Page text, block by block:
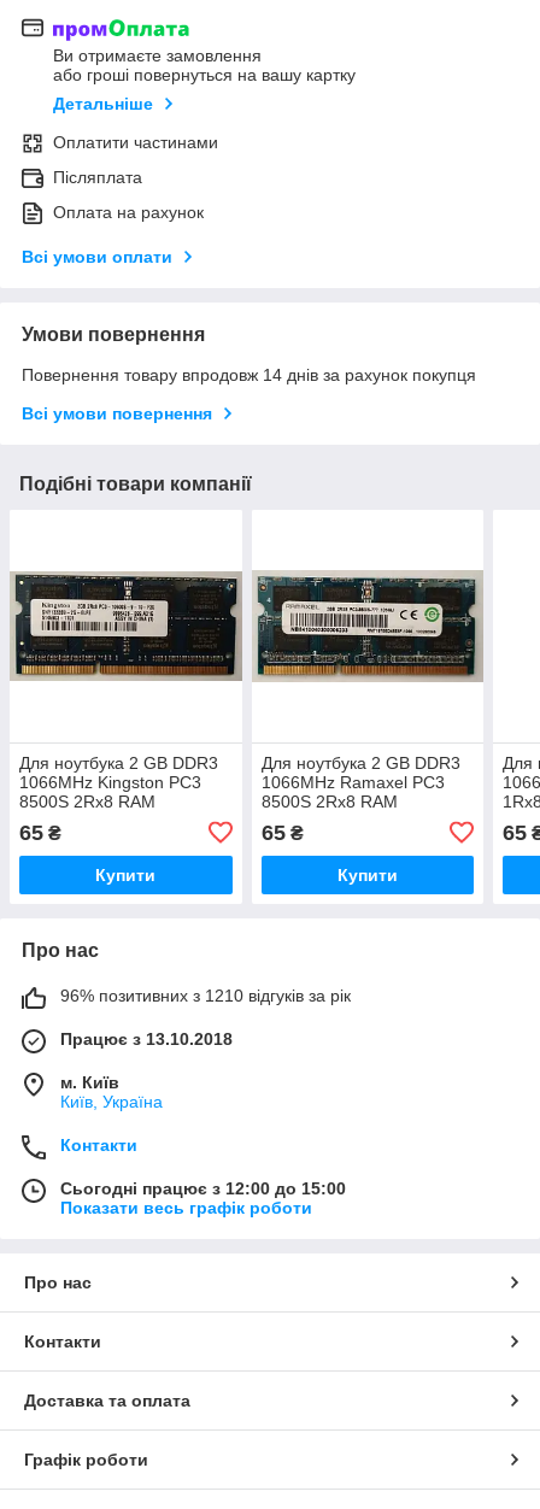
Ви отримаєте замовлення
або гроші повернуться на вашу картку
Детальніше
Оплатити частинами
Післяплата
Оплата на рахунок
Всі умови оплати
Умови повернення
Повернення товару впродовж 14 днів за рахунок покупця
Всі умови повернення
Подібні товари компанії
Для ноутбука 2 GB DDR3
1066MHz Kingston PC3
8500S 2Rx8 RAM
65 ₴
Купити
Для ноутбука 2 GB DDR3
1066MHz Ramaxel PC3
8500S 2Rx8 RAM
65₴
Купити
Для
65
Про нас
96% позитивних з 1210 відгуків за рік
Працює з 13.10.2018
м. Київ
Київ, Україна
Контакти
Сьогодні працює з 12:00 до 15:00
Показати весь графік роботи
Про нас
Контакти
Доставка та оплата
Графік роботи